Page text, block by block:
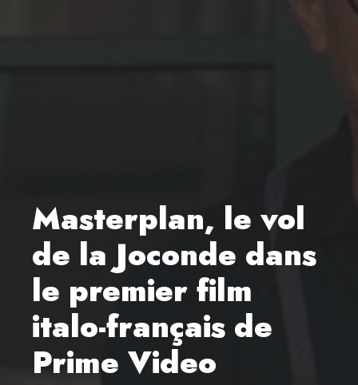
Masterplan, le vol
de la Joconde dans
le premier film
italo-français de
Prime Video